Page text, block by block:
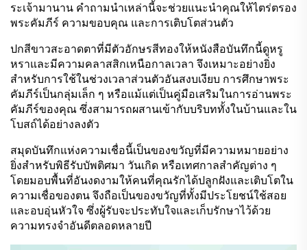
ระเจ้ามานาน คำถามนำเหล่านี้จะช่วยแนะนำคุณให้ไตร่ตรอง
พระคัมภีร์ ความขอบคุณ และการเติบโตส่วนตัว
ปกสีขาวสะอาดตาที่มีตัวอักษรสีทองให้หนังสือบันทึกนี้ดูหรู
หราและมีความคลาสสิกเหนือกาลเวลา จึงเหมาะอย่างยิ่ง
สำหรับการใช้ในช่วงเวลาส่วนตัวอันสงบเงียบ การศึกษาพระ
คัมภีร์เป็นกลุ่มเล็ก ๆ หรือแม้แต่เป็นคู่มือเสริมในการอ่านพระ
คัมภีร์ของคุณ ซึ่งสามารถผสานเข้ากับบริบททั้งในบ้านและใน
โบสถ์ได้อย่างลงตัว
สมุดบันทึกแห่งความเชื่อนี้เป็นของขวัญที่มีความหมายอย่าง
ยิ่งสำหรับพิธีรับบัพติศมา วันเกิด หรือเทศกาลสำคัญต่าง ๆ
โดยมอบพื้นที่อันงดงามให้คนที่คุณรักได้ปลูกฝังและเติบโตใน
ความเชื่อของตน จึงถือเป็นของขวัญที่ทั้งมีประโยชน์ใช้สอย
และอบอุ่นหัวใจ ซึ่งผู้รับจะประทับใจและเก็บรักษาไว้ด้วย
ความทรงจำอันดีตลอดหลายปี